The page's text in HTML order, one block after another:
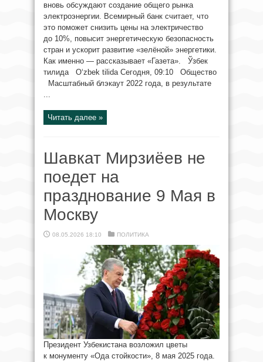
вновь обсуждают создание общего рынка
электроэнергии. Всемирный банк считает, что
это поможет снизить цены на электричество
до 10%, повысит энергетическую безопасность
стран и ускорит развитие «зелёной» энергетики.
Как именно — рассказывает «Газета». Ўзбек
тилида O‘zbek tilida Сегодня, 09:10 Общество
Масштабный блэкаут 2022 года, в результате
...
Читать далее »
Шавкат Мирзиёев не
поедет на
празднование 9 Мая в
Москву
08.05.2026 18:10 ПОЛИТИКА
Президент Узбекистана возложил цветы
к монументу «Ода стойкости», 8 мая 2025 года.